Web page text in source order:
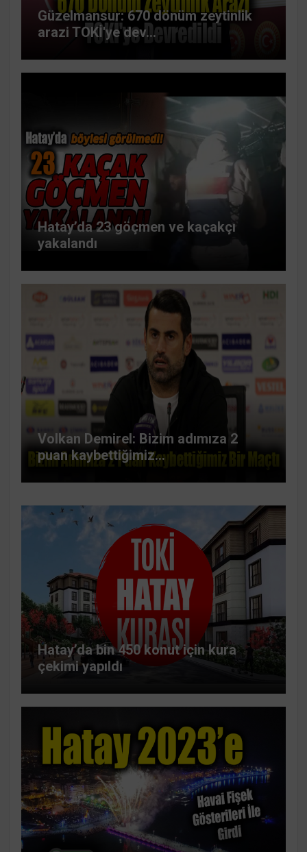
Güzelmansur: 670 dönüm zeytinlik
arazi TOKİ'ye dev...
Hatay’da 23 göçmen ve kaçakçı
yakalandı
Volkan Demirel: Bizim adımıza 2
puan kaybettiğimiz...
Hatay’da bin 450 konut için kura
çekimi yapıldı